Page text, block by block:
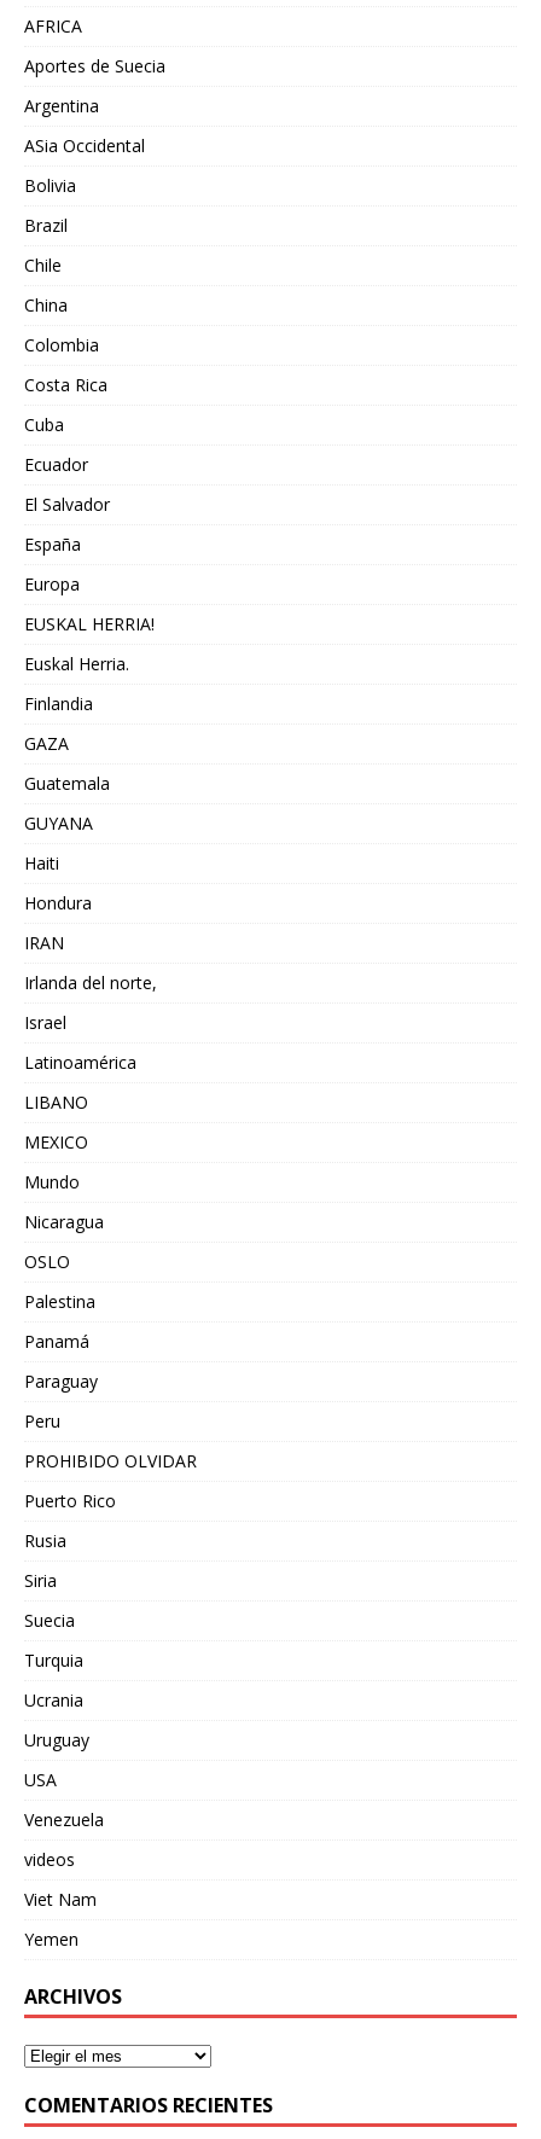
AFRICA
Aportes de Suecia
Argentina
ASia Occidental
Bolivia
Brazil
Chile
China
Colombia
Costa Rica
Cuba
Ecuador
El Salvador
España
Europa
EUSKAL HERRIA!
Euskal Herria.
Finlandia
GAZA
Guatemala
GUYANA
Haiti
Hondura
IRAN
Irlanda del norte,
Israel
Latinoamérica
LIBANO
MEXICO
Mundo
Nicaragua
OSLO
Palestina
Panamá
Paraguay
Peru
PROHIBIDO OLVIDAR
Puerto Rico
Rusia
Siria
Suecia
Turquia
Ucrania
Uruguay
USA
Venezuela
videos
Viet Nam
Yemen
ARCHIVOS
COMENTARIOS RECIENTES